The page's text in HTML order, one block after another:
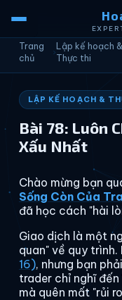
Trang
chủ
›
Lập kế hoạch &
Thực thi
LẬP KẾ HOẠCH &
Bài 78: Luôn
Xấu Nhất
Chào mừng bạn
Sống Còn Của
đã học cách "hài
Giao dịch là một
quan" về quy trình.
16), nhưng bạn
trader chỉ nghĩ
mà quên mất "rủi